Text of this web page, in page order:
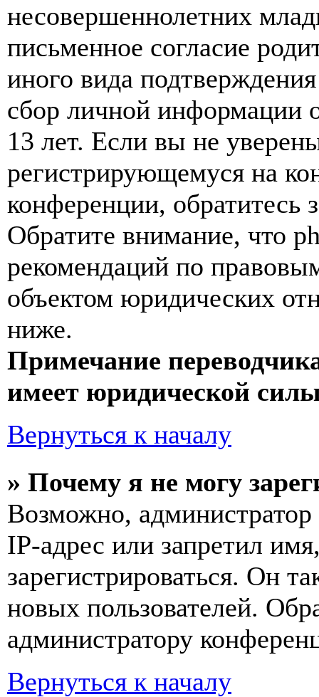
несовершеннолетних
письменное согласие
иного вида
сбор личной информации
13 лет. Если вы не
регистрирующемуся на
конференции, обратитесь
Обратите внимание, что
рекомендаций по
объектом юридических
ниже.
Примечание
имеет юридической
Вернуться к началу
» Почему я не могу
Возможно,
IP-адрес или запретил
зарегистрироваться. Он
новых пользователей.
администратору
Вернуться к началу